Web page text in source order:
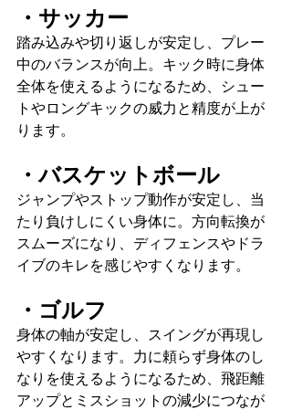
・サッカー
踏み込みや切り返しが安定し、プレー
中のバランスが向上。キック時に身体
全体を使えるようになるため、シュー
トやロングキックの威力と精度が上が
ります。
・バスケットボール
ジャンプやストップ動作が安定し、当
たり負けしにくい身体に。方向転換が
スムーズになり、ディフェンスやドラ
イブのキレを感じやすくなります。
・ゴルフ
身体の軸が安定し、スイングが再現し
やすくなります。力に頼らず身体のし
なりを使えるようになるため、飛距離
アップとミスショットの減少につなが